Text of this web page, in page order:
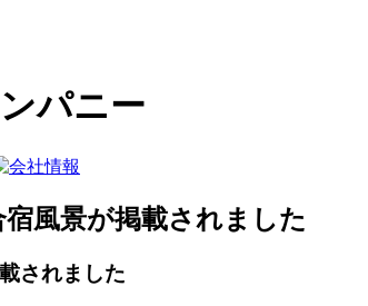
パニー
風景が掲載されました
されました